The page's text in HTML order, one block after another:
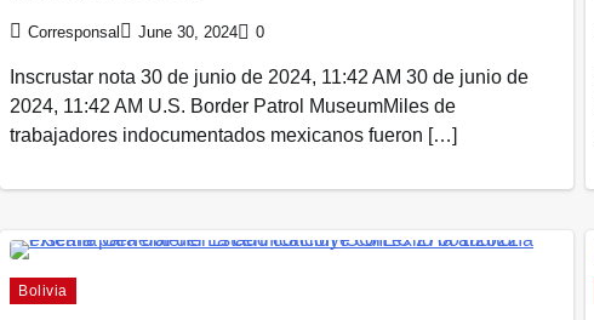
Corresponsal June 30, 2024 0
Inscrustar nota 30 de junio de 2024, 11:42 AM 30 de junio de
2024, 11:42 AM U.S. Border Patrol MuseumMiles de
trabajadores indocumentados mexicanos fueron […]
Bolivia